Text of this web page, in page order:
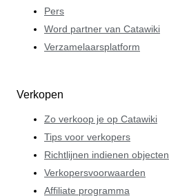
Pers
Word partner van Catawiki
Verzamelaarsplatform
Verkopen
Zo verkoop je op Catawiki
Tips voor verkopers
Richtlijnen indienen objecten
Verkopersvoorwaarden
Affiliate programma